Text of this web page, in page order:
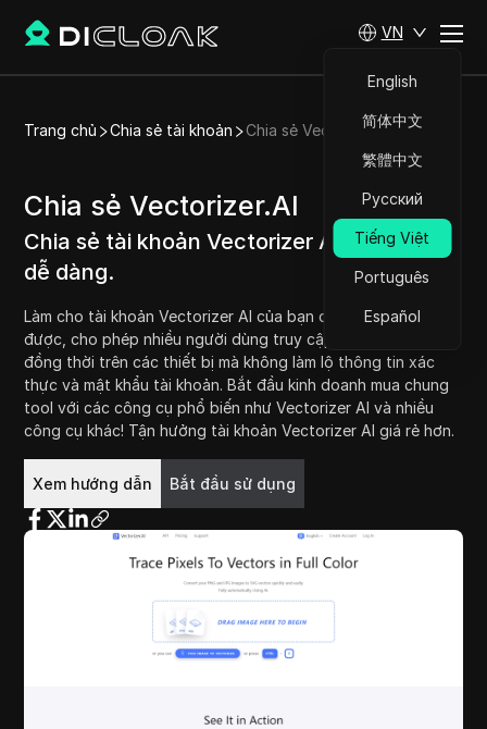
VN
English
简体中文
繁體中文
Русский
Tiếng Việt
Português
Español
Trang chủ Chia sẻ tài khoản Chia sẻ Vectorizer.AI
Chia sẻ Vectorizer.AI
Chia sẻ tài khoản Vectorizer AI một cách
dễ dàng.
Làm cho tài khoản Vectorizer AI của bạn có thể chia sẻ
được, cho phép nhiều người dùng truy cập Vectorizer AI
đồng thời trên các thiết bị mà không làm lộ thông tin xác
thực và mật khẩu tài khoản. Bắt đầu kinh doanh mua chung
tool với các công cụ phổ biến như Vectorizer AI và nhiều
công cụ khác! Tận hưởng tài khoản Vectorizer AI giá rẻ hơn.
Xem hướng dẫn Bắt đầu sử dụng